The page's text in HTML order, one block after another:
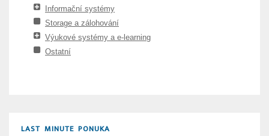
Informační systémy
Storage a zálohování
Výukové systémy a e-learning
Ostatní
LAST MINUTE PONUKA